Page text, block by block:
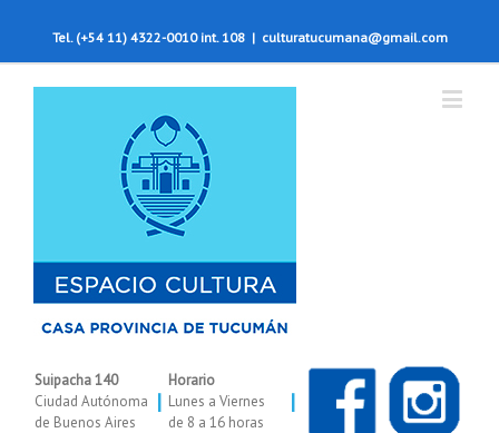
Tel. (+54 11) 4322-0010 int. 108 | culturatucumana@gmail.com
Suipacha 140
Ciudad Autónoma
de Buenos Aires
|
Horario
Lunes a Viernes
de 8 a 16 horas
|